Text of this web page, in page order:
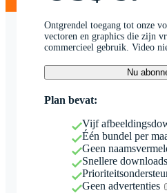
Ontgrendel toegang tot onze
vectoren en graphics die zijn
commercieel gebruik. Video
Nu
Plan bevat:
Vijf
Één bundel per
Geen
Snellere downloads
Geen advertenties